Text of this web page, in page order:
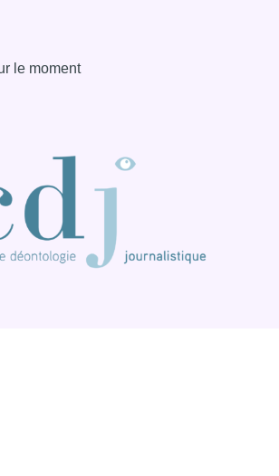
page Instagram
à notre newsletter